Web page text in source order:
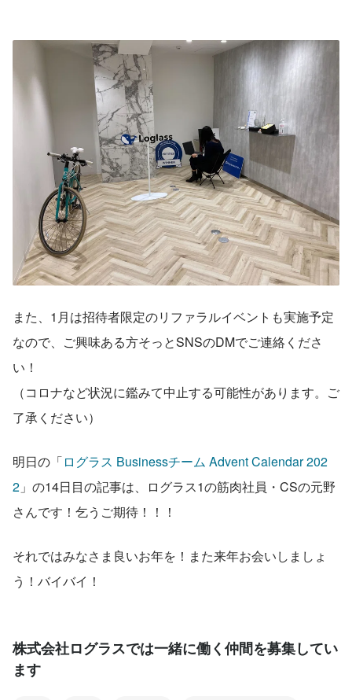
また、1月は招待者限定のリファラルイベントも実施予定
なので、ご興味ある方そっとSNSのDMでご連絡くださ
い！
（コロナなど状況に鑑みて中止する可能性があります。ご
了承ください）
明日の「ログラス Businessチーム Advent Calendar 202
2 」の14日目の記事は、ログラス1の筋肉社員・CSの元野
さんです！乞うご期待！！！
それではみなさま良いお年を！また来年お会いしましょ
う！バイバイ！
株式会社ログラスでは一緒に働く仲間を募集してい
ます